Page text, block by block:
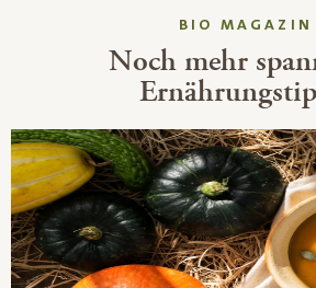
BIO MAGAZIN
Noch mehr